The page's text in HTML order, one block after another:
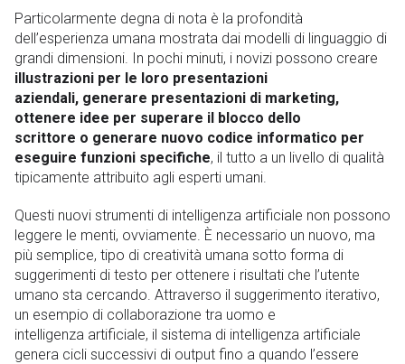
Particolarmente degna di nota è la profondità
dell’esperienza umana mostrata dai modelli di linguaggio di
grandi dimensioni. In pochi minuti, i novizi possono creare
illustrazioni per le loro presentazioni
aziendali, generare presentazioni di marketing,
ottenere idee per superare il blocco dello
scrittore o generare nuovo codice informatico per
eseguire funzioni specifiche, il tutto a un livello di qualità
tipicamente attribuito agli esperti umani.
Questi nuovi strumenti di intelligenza artificiale non possono
leggere le menti, ovviamente. È necessario un nuovo, ma
più semplice, tipo di creatività umana sotto forma di
suggerimenti di testo per ottenere i risultati che l’utente
umano sta cercando. Attraverso il suggerimento iterativo,
un esempio di collaborazione tra uomo e
intelligenza artificiale, il sistema di intelligenza artificiale
genera cicli successivi di output fino a quando l’essere